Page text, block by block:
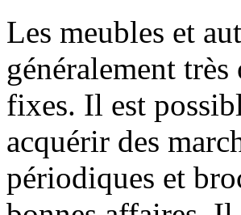
Les meubles et
généralement
fixes. Il est
acquérir des
périodiques et